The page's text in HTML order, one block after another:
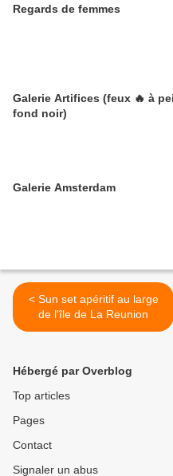
Regards de femmes
Galerie Artifices (feux 🔥 à
fond noir)
Galerie Amsterdam
< Sun set apéritif au large
de l'île de La Reunion
Hébergé par Overblog
Top articles
Pages
Contact
Signaler un abus